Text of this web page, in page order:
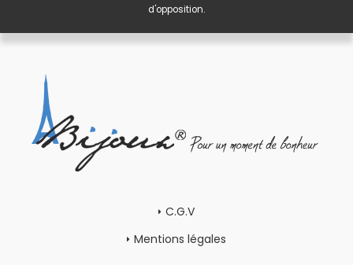
d'opposition.
C.G.V
Mentions légales